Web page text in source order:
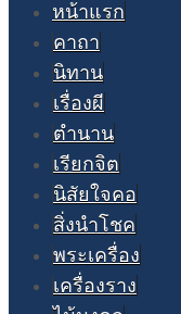
หน้าแรก
คาถา
นิทาน
เรื่องผี
ตำนาน
เรียกจิต
นิสัยใจคอ
สิ่งนำโชค
พระเครื่อง
เครื่องราง